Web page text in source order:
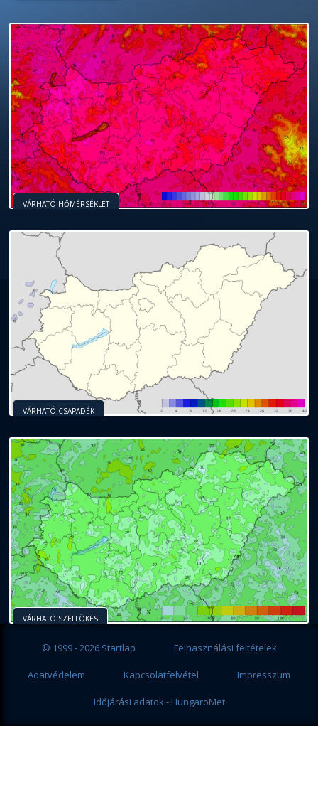
VÁRHATÓ HŐMÉRSÉKLET
VÁRHATÓ CSAPADÉK
VÁRHATÓ SZÉLLÖKÉS
© 1999 - 2026 Startlap Felhasználási feltételek
Adatvédelem Kapcsolatfelvétel Impresszum
Időjárási adatok - HungaroMet